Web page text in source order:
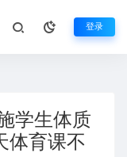
登录
学生体质
体育课不